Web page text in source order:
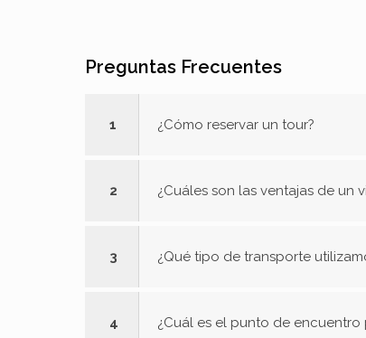
Preguntas Frecuentes
1 ¿Cómo reservar un tour?
2 ¿Cuáles son las ventajas de un
3 ¿Qué tipo de transporte
4 ¿Cuál es el punto de